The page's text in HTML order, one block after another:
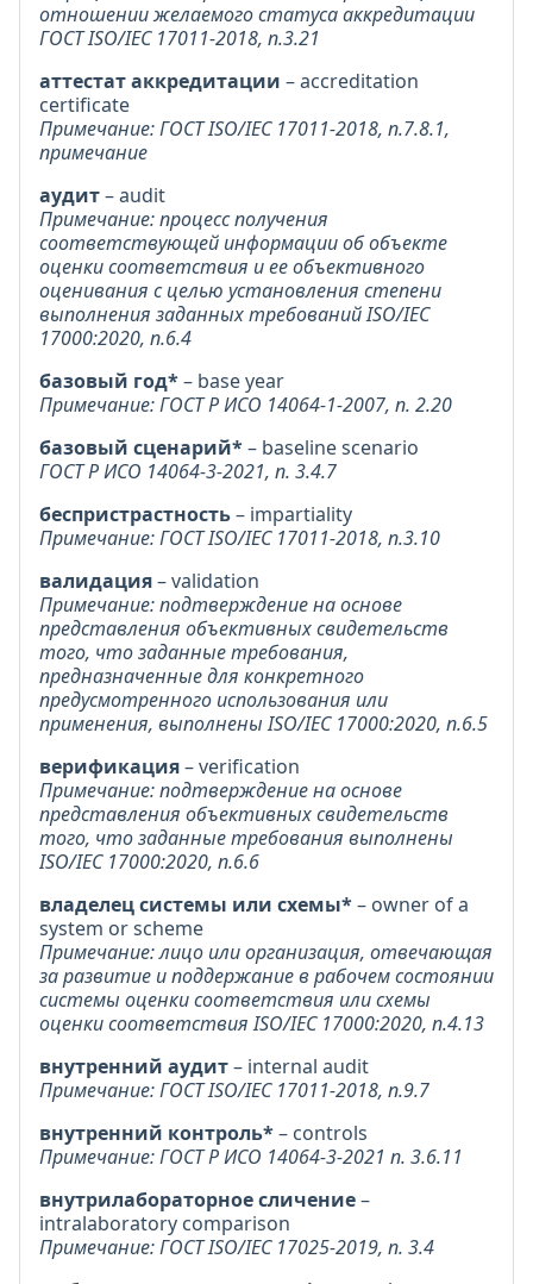
отношении желаемого статуса аккредитации
ГОСТ ISO/IEC 17011-2018, п.3.21
аттестат аккредитации – accreditation
certificate
Примечание: ГОСТ ISO/IEC 17011-2018, п.7.8.1,
примечание
аудит– audit
Примечание: процесс получения
соответствующей информации об объекте
оценки соответствия и ее объективного
оценивания с целью установления степени
выполнения заданных требований ISO/IEC
17000:2020, п.6.4
базовый год*– base year
Примечание: ГОСТ Р ИСО 14064-1-2007, п. 2.20
базовый сценарий*– baseline scenario
ГОСТ Р ИСО 14064-3-2021, п. 3.4.7
беспристрастность– impartiality
Примечание: ГОСТ ISO/IEC 17011-2018, п.3.10
валидация– validation
Примечание: подтверждение на основе
представления объективных свидетельств
того, что заданные требования,
предназначенные для конкретного
предусмотренного использования или
применения, выполнены ISO/IEC 17000:2020, п.6.5
верификация– verification
Примечание: подтверждение на основе
представления объективных свидетельств
того, что заданные требования выполнены
ISO/IEC 17000:2020, п.6.6
владелец системы или схемы*– owner of a
system or scheme
Примечание: лицо или организация, отвечающая
за развитие и поддержание в рабочем состоянии
системы оценки соответствия или схемы
оценки соответствия ISO/IEC 17000:2020, п.4.13
внутренний аудит– internal audit
Примечание: ГОСТ ISO/IEC 17011-2018, п.9.7
внутренний контроль*– controls
Примечание: ГОСТ Р ИСО 14064-3-2021 п. 3.6.11
внутрилабораторное сличение–
intralaboratory comparison
Примечание: ГОСТ ISO/IEC 17025-2019, п. 3.4